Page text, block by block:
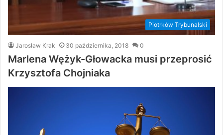
Piotrków Trybunalski
Jarosław Krak 30 października, 2018 0
Marlena Wężyk-Głowacka musi przeprosić
Krzysztofa Chojniaka